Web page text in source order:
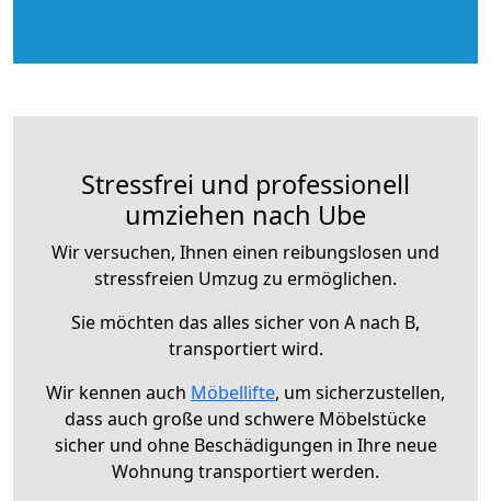
Stressfrei und professionell
umziehen nach Ube
Wir versuchen, Ihnen einen reibungslosen und
stressfreien Umzug zu ermöglichen.
Sie möchten das alles sicher von A nach B,
transportiert wird.
Wir kennen auch Möbellifte, um sicherzustellen,
dass auch große und schwere Möbelstücke
sicher und ohne Beschädigungen in Ihre neue
Wohnung transportiert werden.